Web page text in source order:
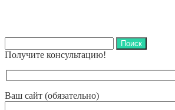
Получите консультацию!
Ваш сайт (обязательно)